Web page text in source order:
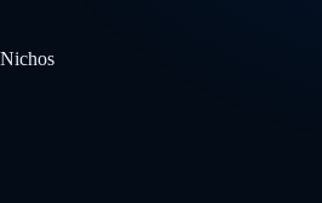
Nichos